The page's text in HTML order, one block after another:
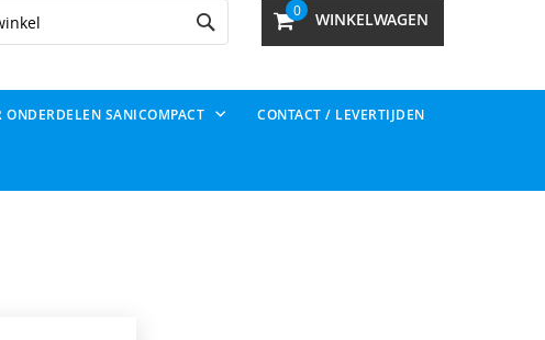
WINKELWAGEN
0
ONDERDELEN SANICOMPACT CONTACT / LEVERTIJDEN